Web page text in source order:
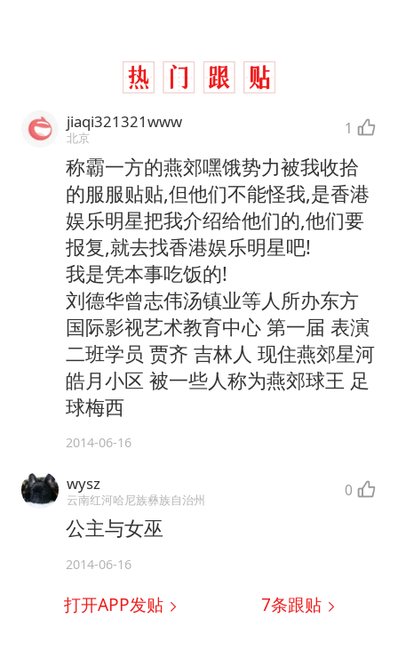
jiaqi321321www
北京 1
称霸一方的燕郊嘿饿势力被我收拾
的服服贴贴,但他们不能怪我,是香港
娱乐明星把我介绍给他们的,他们要
报复,就去找香港娱乐明星吧!
我是凭本事吃饭的!
刘德华曾志伟汤镇业等人所办东方
国际影视艺术教育中心 第一届 表演
二班学员 贾齐 吉林人 现住燕郊星河
皓月小区 被一些人称为燕郊球王 足
球梅西
2014-06-16
wysz
云南红河哈尼族彝族自治州 0
公主与女巫
2014-06-16
打开APP发贴 7条跟贴